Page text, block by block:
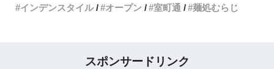
インデンスタイル
オープン 室町通 麺処むらじ
スポンサードリンク